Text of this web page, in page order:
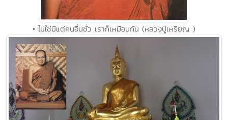
• ไม่ใช่มีแต่คนอื่นชั่ว เราก็เหมือนกัน (หลวงปู่เหรียญ )